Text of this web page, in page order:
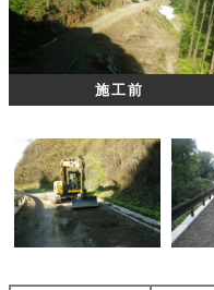
施工前